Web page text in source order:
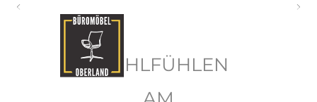
WOHLFÜHLEN